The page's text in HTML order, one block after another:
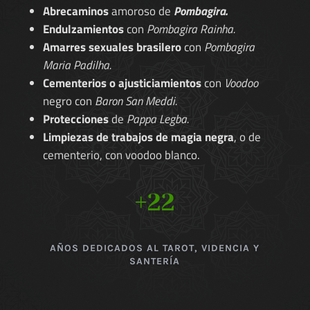
Abrecaminosamoroso de Pombagira.
Endulzamientoscon Pombagira Rainha.
Amarres sexuales brasilerocon Pombagira
Maria Padilha.
Cementerios o ajusticiamientoscon Voodoo
negro con Baron San Meddi.
Proteccionesde Pappa Legba.
Limpiezas de trabajos de magia negra, o de
cementerio, con voodoo blanco.
+22
AÑOS DEDICADOS AL TAROT, VIDENCIA Y
SANTERÍA